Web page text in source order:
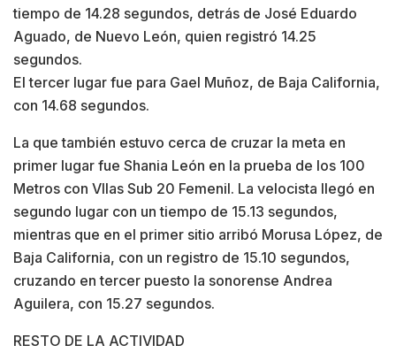
tiempo de 14.28 segundos, detrás de José Eduardo
Aguado, de Nuevo León, quien registró 14.25
segundos.
El tercer lugar fue para Gael Muñoz, de Baja California,
con 14.68 segundos.
La que también estuvo cerca de cruzar la meta en
primer lugar fue Shania León en la prueba de los 100
Metros con Vllas Sub 20 Femenil. La velocista llegó en
segundo lugar con un tiempo de 15.13 segundos,
mientras que en el primer sitio arribó Morusa López, de
Baja California, con un registro de 15.10 segundos,
cruzando en tercer puesto la sonorense Andrea
Aguilera, con 15.27 segundos.
RESTO DE LA ACTIVIDAD